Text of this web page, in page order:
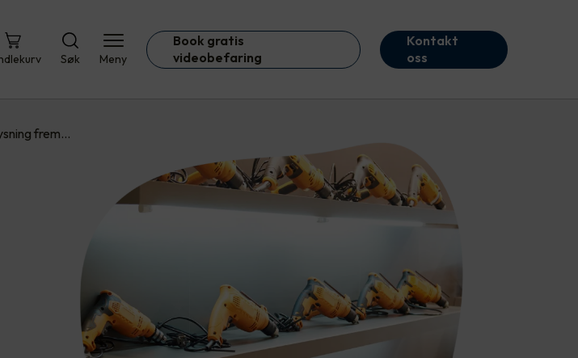
Søk Meny
Book gratis
videobefaring
Kontakt
oss
frem…